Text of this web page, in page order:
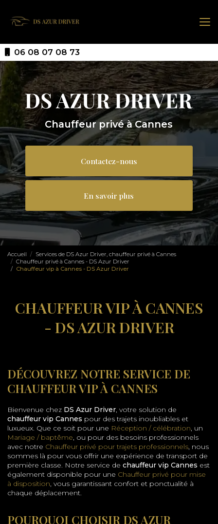
contenu
06 08 07 08 73
Chauffeur privé à Cannes
Contactez-nous
En savoir plus
Accueil
Services de DS Azur Driver, chauffeur privé à Cannes
Chauffeur privé à Cannes - DS Azur Driver
Chauffeur vip à Cannes - DS Azur Driver
CHAUFFEUR VIP À CANNES
- DS AZUR DRIVER
DÉCOUVREZ NOTRE SERVICE DE
CHAUFFEUR VIP À CANNES
Bienvenue chez DS Azur Driver, votre solution de
chauffeur vip Cannes pour des trajets inoubliables et
luxueux. Que ce soit pour une Réception / célébration, un
Mariage / baptême, ou pour des besoins professionnels
avec notre Chauffeur privé pour trajets professionnels, nous
sommes là pour vous offrir une expérience de transport de
première classe. Notre service de chauffeur vip Cannes est
également disponible pour une Chauffeur privé pour mise
à disposition, vous garantissant confort et ponctualité à
chaque déplacement.
POURQUOI CHOISIR DS AZUR